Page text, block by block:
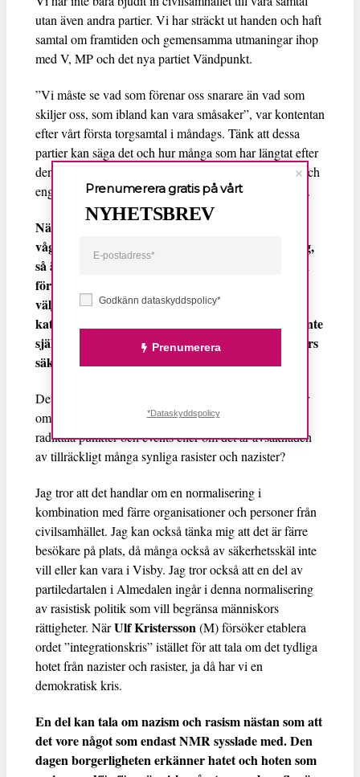
utan även andra partier. Vi har sträckt ut handen och haft
samtal om framtiden och gemensamma utmaningar ihop
med V, MP och det nya partiet Vändpunkt.
”Vi måste se vad som förenar oss snarare än vad som
skiljer oss, som ibland kan vara småsaker”, var kontentan
efter vårt första torgsamtal i måndags. Tänk att dessa
partier kan säga det och hur många som har längtat efter
denna gemensamma rörelse? Vilken känsla av hopp och
engagemang det hade kunnat ge. Men så blev det inte.
När inte ens feministiska och antirasistiska medier
vågar bevaka årets stora demokratiska evenemang,
så är frågan vad som blir kvar. Det är inte bara en
förlust när fler organisationer från civilsamhället
väljer att tacka nej till Almedalen utan också en
katastrof när de som ska bevaka denna händelse inte
själva kan garantera sina medarbetares eller gästers
säkerhet.
Det känns lite lugnare i år, säger en del. Men frågan är
om det är avsaknaden av deltagare som anordnar
radikala punkter och events eller om det är avsaknaden
av tillräckligt många synliga rasister och nazister?
Jag tror att det handlar om en normalisering i
kombination med färre organisationer och personer från
civilsamhället. Jag kan också tänka mig att det är färre
besökare på plats, då många också av säkerhetsskäl inte
vill eller kan vara i Visby. Jag tror också att en del av
partiledartalen i Almedalen ingår i denna normalisering
av rasistisk politik som vill begränsa människors
rättigheter. NärUlf Kristersson(M) försöker etablera
ordet ”integrationskris” istället för att tala om det tydliga
hotet från nazister och rasister, ja då har vi en
demokratisk kris.
En del kan tala om nazism och rasism nästan som att
det vore något som endast NMR sysslade med. Den
dagen borgerligheten erkänner hatet och hoten som
Godkänn dataskyddspolicy*
Prenumerera
Prenumerera gratis på vårt
NYHETSBREV
*Dataskyddspolicy